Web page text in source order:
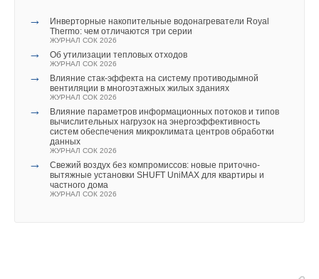
→
Инверторные накопительные водонагреватели Royal
Thermo: чем отличаются три серии
ЖУРНАЛ СОК 2026
→ Об утилизации тепловых отходов
ЖУРНАЛ СОК 2026
→
Влияние стак‑эффекта на систему противодымной
вентиляции в многоэтажных жилых зданиях
ЖУРНАЛ СОК 2026
→
Влияние параметров информационных потоков и типов
вычислительных нагрузок на энергоэффективность
систем обеспечения микроклимата центров обработки
данных
ЖУРНАЛ СОК 2026
→
Свежий воздух без компромиссов: новые приточно-
вытяжные установки SHUFT UniMAX для квартиры и
частного дома
ЖУРНАЛ СОК 2026